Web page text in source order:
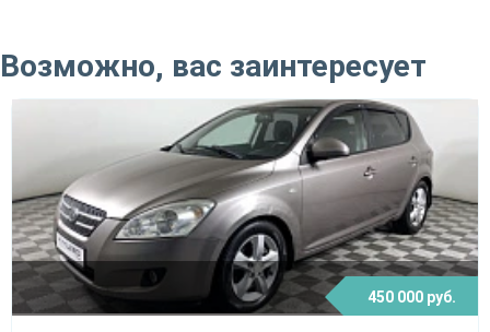
Возможно, вас заинтересует
450 000 руб.